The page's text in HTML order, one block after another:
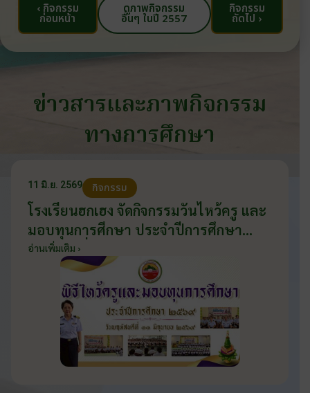
‹ กิจกรรม
ก่อนหน้า
ดูภาพกิจกรรม
อื่นๆ ในปี 2557
กิจกรรม
ถัดไป ›
ข่าวสารและภาพกิจกรรม
ทางการศึกษา
11 มิ.ย. 2569 กิจกรรม
โรงเรียนฮกเฮง จัดกิจกรรมวันไหว้ครู และ
มอบทุนการศึกษา ประจำปีการศึกษา
2569 วันที่ 11 มิถุนายน 2569
อ่านเพิ่มเติม ›